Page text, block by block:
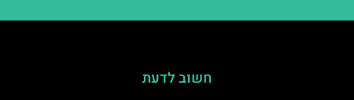
חשוב לדעת